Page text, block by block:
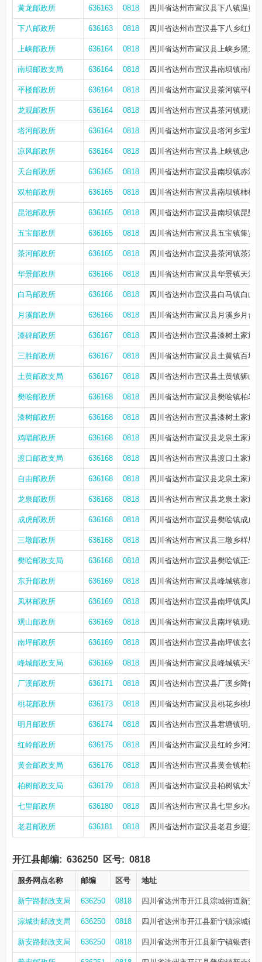
黄龙邮政所 636163 0818 四川省达州市宣汉县下八镇温黄
下八邮政所 636163 0818 四川省达州市宣汉县下八乡红旗
上峡邮政所 636164 0818 四川省达州市宣汉县上峡乡黑龙
南坝邮政支局 636164 0818 四川省达州市宣汉县南坝镇南胜
平楼邮政所 636164 0818 四川省达州市宣汉县茶河镇平楼
龙观邮政所 636164 0818 四川省达州市宣汉县茶河镇观音
塔河邮政所 636164 0818 四川省达州市宣汉县塔河乡宝塔
凉风邮政所 636164 0818 四川省达州市宣汉县上峡镇忠心
天台邮政所 636165 0818 四川省达州市宣汉县南坝镇赤溪
双柏邮政所 636165 0818 四川省达州市宣汉县南坝镇柿树
昆池邮政所 636165 0818 四川省达州市宣汉县南坝镇昆甄
五宝邮政所 636165 0818 四川省达州市宣汉县五宝镇集贤
茶河邮政所 636165 0818 四川省达州市宣汉县茶河镇茶源
华景邮政所 636166 0818 四川省达州市宣汉县华景镇天河
白马邮政所 636166 0818 四川省达州市宣汉县白马镇白山
月溪邮政所 636166 0818 四川省达州市宣汉县月溪乡月台
漆碑邮政所 636167 0818 四川省达州市宣汉县漆树土家族
三胜邮政所 636167 0818 四川省达州市宣汉县土黄镇百堰
土黄邮政支局 636167 0818 四川省达州市宣汉县土黄镇狮山
樊哙邮政所 636168 0818 四川省达州市宣汉县樊哙镇柏岩
漆树邮政所 636168 0818 四川省达州市宣汉县漆树土家族
鸡唱邮政所 636168 0818 四川省达州市宣汉县龙泉土家族
渡口邮政支局 636168 0818 四川省达州市宣汉县渡口土家族
自由邮政所 636168 0818 四川省达州市宣汉县龙泉土家族
龙泉邮政所 636168 0818 四川省达州市宣汉县龙泉土家族
成虎邮政所 636168 0818 四川省达州市宣汉县樊哙镇成虎
三墩邮政所 636168 0818 四川省达州市宣汉县三墩乡样思
樊哙邮政支局 636168 0818 四川省达州市宣汉县樊哙镇正北
东升邮政所 636169 0818 四川省达州市宣汉县峰城镇寨扁
凤林邮政所 636169 0818 四川省达州市宣汉县南坪镇凤凰
观山邮政所 636169 0818 四川省达州市宣汉县南坪镇观山
南坪邮政所 636169 0818 四川省达州市宣汉县南坪镇玄祖
峰城邮政支局 636169 0818 四川省达州市宣汉县峰城镇天宇
厂溪邮政所 636171 0818 四川省达州市宣汉县厂溪乡降仙
桃花邮政所 636173 0818 四川省达州市宣汉县桃花乡桃坪
明月邮政所 636174 0818 四川省达州市宣汉县君塘镇明月
红岭邮政所 636175 0818 四川省达州市宣汉县红岭乡河东
黄金邮政支局 636176 0818 四川省达州市宣汉县黄金镇柏寨
柏树邮政支局 636179 0818 四川省达州市宣汉县柏树镇太平
七里邮政所 636180 0818 四川省达州市宣汉县七里乡水晶
老君邮政所 636181 0818 四川省达州市宣汉县老君乡迎宾
开江县邮编: 636250 区号: 0818
服务网点名称 邮编 区号 地址
新宁路邮政支局 636250 0818 四川省达州市开江县淙城街道新安
淙城街邮政支局 636250 0818 四川省达州市开江县新宁镇淙城街
新安路邮政支局 636250 0818 四川省达州市开江县新宁镇银杏街